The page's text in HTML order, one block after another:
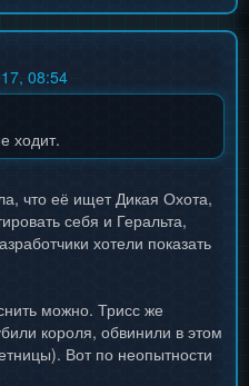
08:54
ходит.
что её ищет Дикая Охота,
себя и Геральта,
хотели показать
можно. Трисс же
короля, обвинили в этом
Вот по неопытности